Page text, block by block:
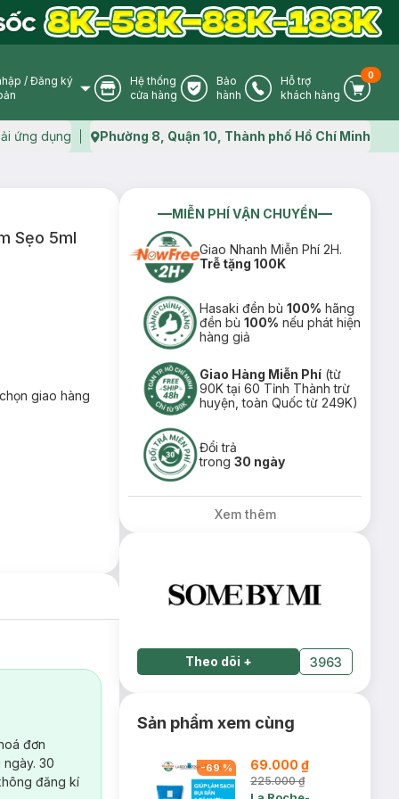
User Icon
/ Đăng ký
Store Icon
Hệ thống
cửa hàng
Warranty Icon
Bảo
hành
Phone Icon
Hỗ trợ
khách hàng
Cart
0
ứng dụng Map icon
Phường 8, Quận 10, Thành phố Hồ Chí Minh
Sẹo 5ml
giao hàng
đơn
30
đăng kí
MIỄN PHÍ VẬN CHUYỂN
Giao Nhanh Miễn Phí 2H.
Trễ tặng 100K
Hasaki đền bù100% hãng
đền bù100% nếu phát hiện
hàng giả
Giao Hàng Miễn Phí (từ
90K tại 60 Tỉnh Thành trừ
huyện, toàn Quốc từ 249K)
Đổi trả
trong30 ngày
Xem thêm
Theo dõi + 3963
Sản phẩm xem cùng
-69% 69.000 ₫
225.000 ₫